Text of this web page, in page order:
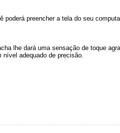
preencher a tela do seu
lhe dará uma sensação de toque
adequado de precisão.